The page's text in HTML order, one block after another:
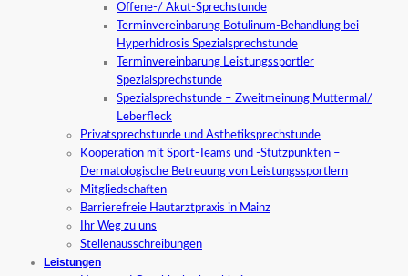
Offene-/ Akut-Sprechstunde
Terminvereinbarung Botulinum-Behandlung bei
Hyperhidrosis Spezialsprechstunde
Terminvereinbarung Leistungssportler
Spezialsprechstunde
Spezialsprechstunde – Zweitmeinung Muttermal/
Leberfleck
Privatsprechstunde und Ästhetiksprechstunde
Kooperation mit Sport-Teams und -Stützpunkten –
Dermatologische Betreuung von Leistungssportlern
Mitgliedschaften
Barrierefreie Hautarztpraxis in Mainz
Ihr Weg zu uns
Stellenausschreibungen
Leistungen